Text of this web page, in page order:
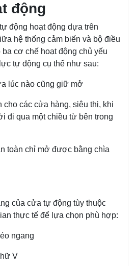
động
động hoạt động dựa trên
hệ thống cảm biến và bộ điều
ba cơ chế hoạt động chủ yếu
tự động cụ thể như sau:
lúc nào cũng giữ mở
cho các cửa hàng, siêu thị, khi
đi qua một chiều từ bên trong
toàn chỉ mở được bằng chìa
của cửa tự động tùy thuộc
thực tế để lựa chọn phù hợp:
ngang
V